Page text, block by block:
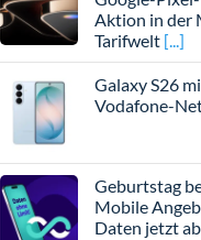
Aktion in der
Tarifwelt
Galaxy S26
Vodafone-
Geburtstag
Mobile
Daten jetzt